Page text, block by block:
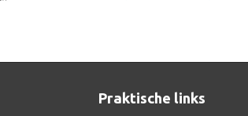
Praktische links